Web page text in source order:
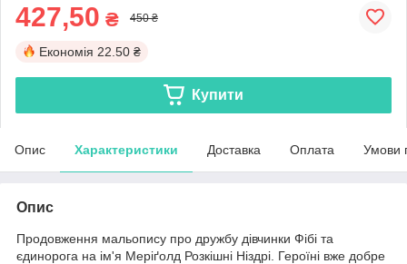
427,50 ₴ 450 ₴
Економія 22.50 ₴
Купити
Опис Характеристики Доставка Оплата Умови
Опис
Продовження мальопису про дружбу дівчинки Фібі та
єдинорога на ім'я Меріґолд Розкішні Ніздрі. Героїні вже добре